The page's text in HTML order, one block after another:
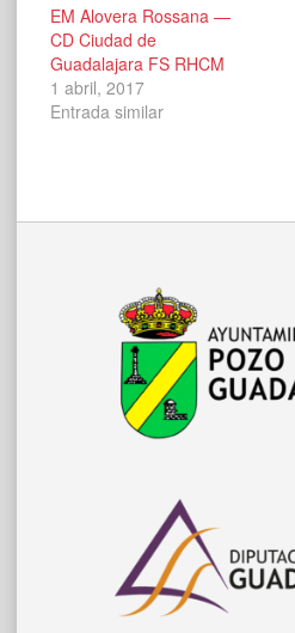
EM Alovera Rossana —
CD Ciudad de
Guadalajara FS RHCM
1 abril, 2017
Entrada similar